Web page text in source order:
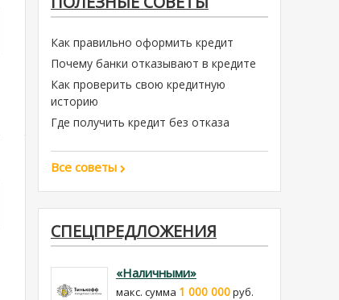
Как правильно оформить кредит
Почему банки отказывают в кредите
Как проверить свою кредитную
историю
Где получить кредит без отказа
Все советы
СПЕЦПРЕДЛОЖЕНИЯ
«Наличными»
макс. сумма 1 000 000руб.